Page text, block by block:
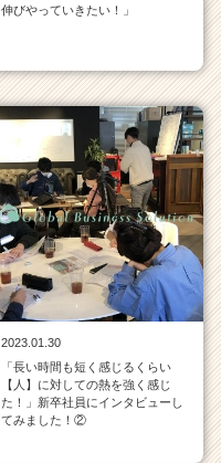
伸びやっていきたい！」
2023.01.30
「長い時間も短く感じるくらい
【人】に対しての熱を強く感じ
た！」新卒社員にインタビューし
てみました！②